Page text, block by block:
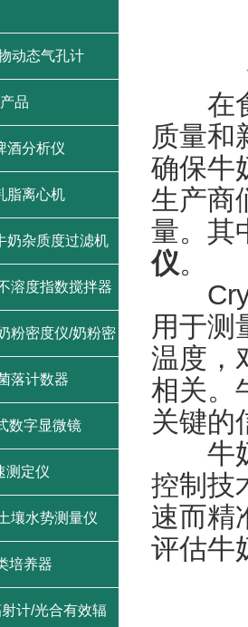
在食
质量和
确保牛
生产商
量。其
仪。
用于测
温度，
相关。
关键的
牛奶
控制技
速而精
评估牛
动态气孔计
品
酒分析仪
脂离心机
奶杂质度过滤机
溶度指数搅拌器
粉密度仪/奶粉密
落计数器
数字显微镜
测定仪
壤水势测量仪
培养器
计/光合有效辐